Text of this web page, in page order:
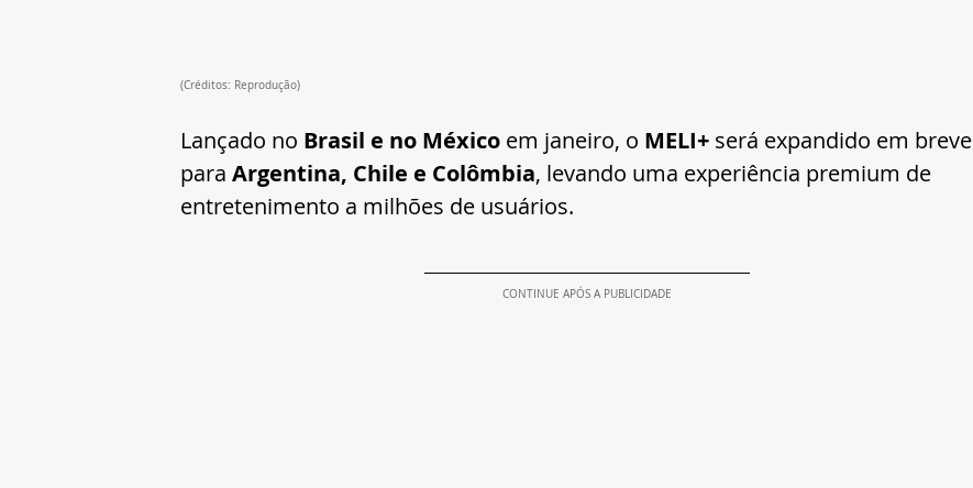
(Créditos: Reprodução)
Lançado no Brasil e no México em janeiro, o MELI+ será expandido em breve
para Argentina, Chile e Colômbia, levando uma experiência premium de
entretenimento a milhões de usuários.
CONTINUE APÓS A PUBLICIDADE